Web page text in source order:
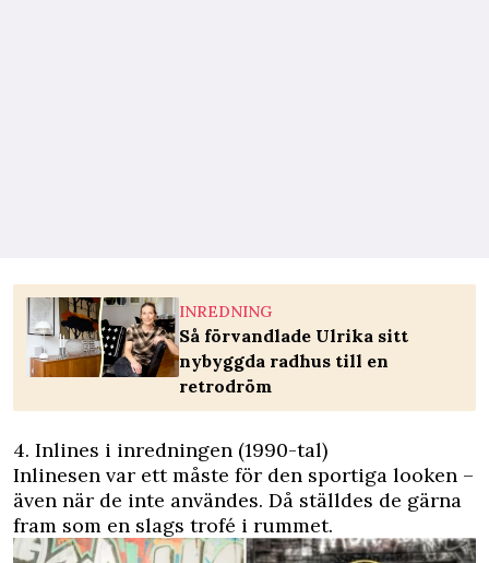
INREDNING
Så förvandlade Ulrika sitt
nybyggda radhus till en
retrodröm
4. Inlines i inredningen (1990-tal)
Inlinesen var ett måste för den sportiga looken –
även när de inte användes. Då ställdes de gärna
fram som en slags trofé i rummet.